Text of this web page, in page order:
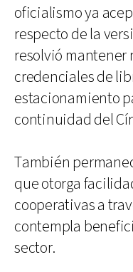
oficialismo ya
respecto de la
resolvió mantener
credenciales de
estacionamiento
continuidad del
También
que otorga
cooperativas a
contempla
sector.